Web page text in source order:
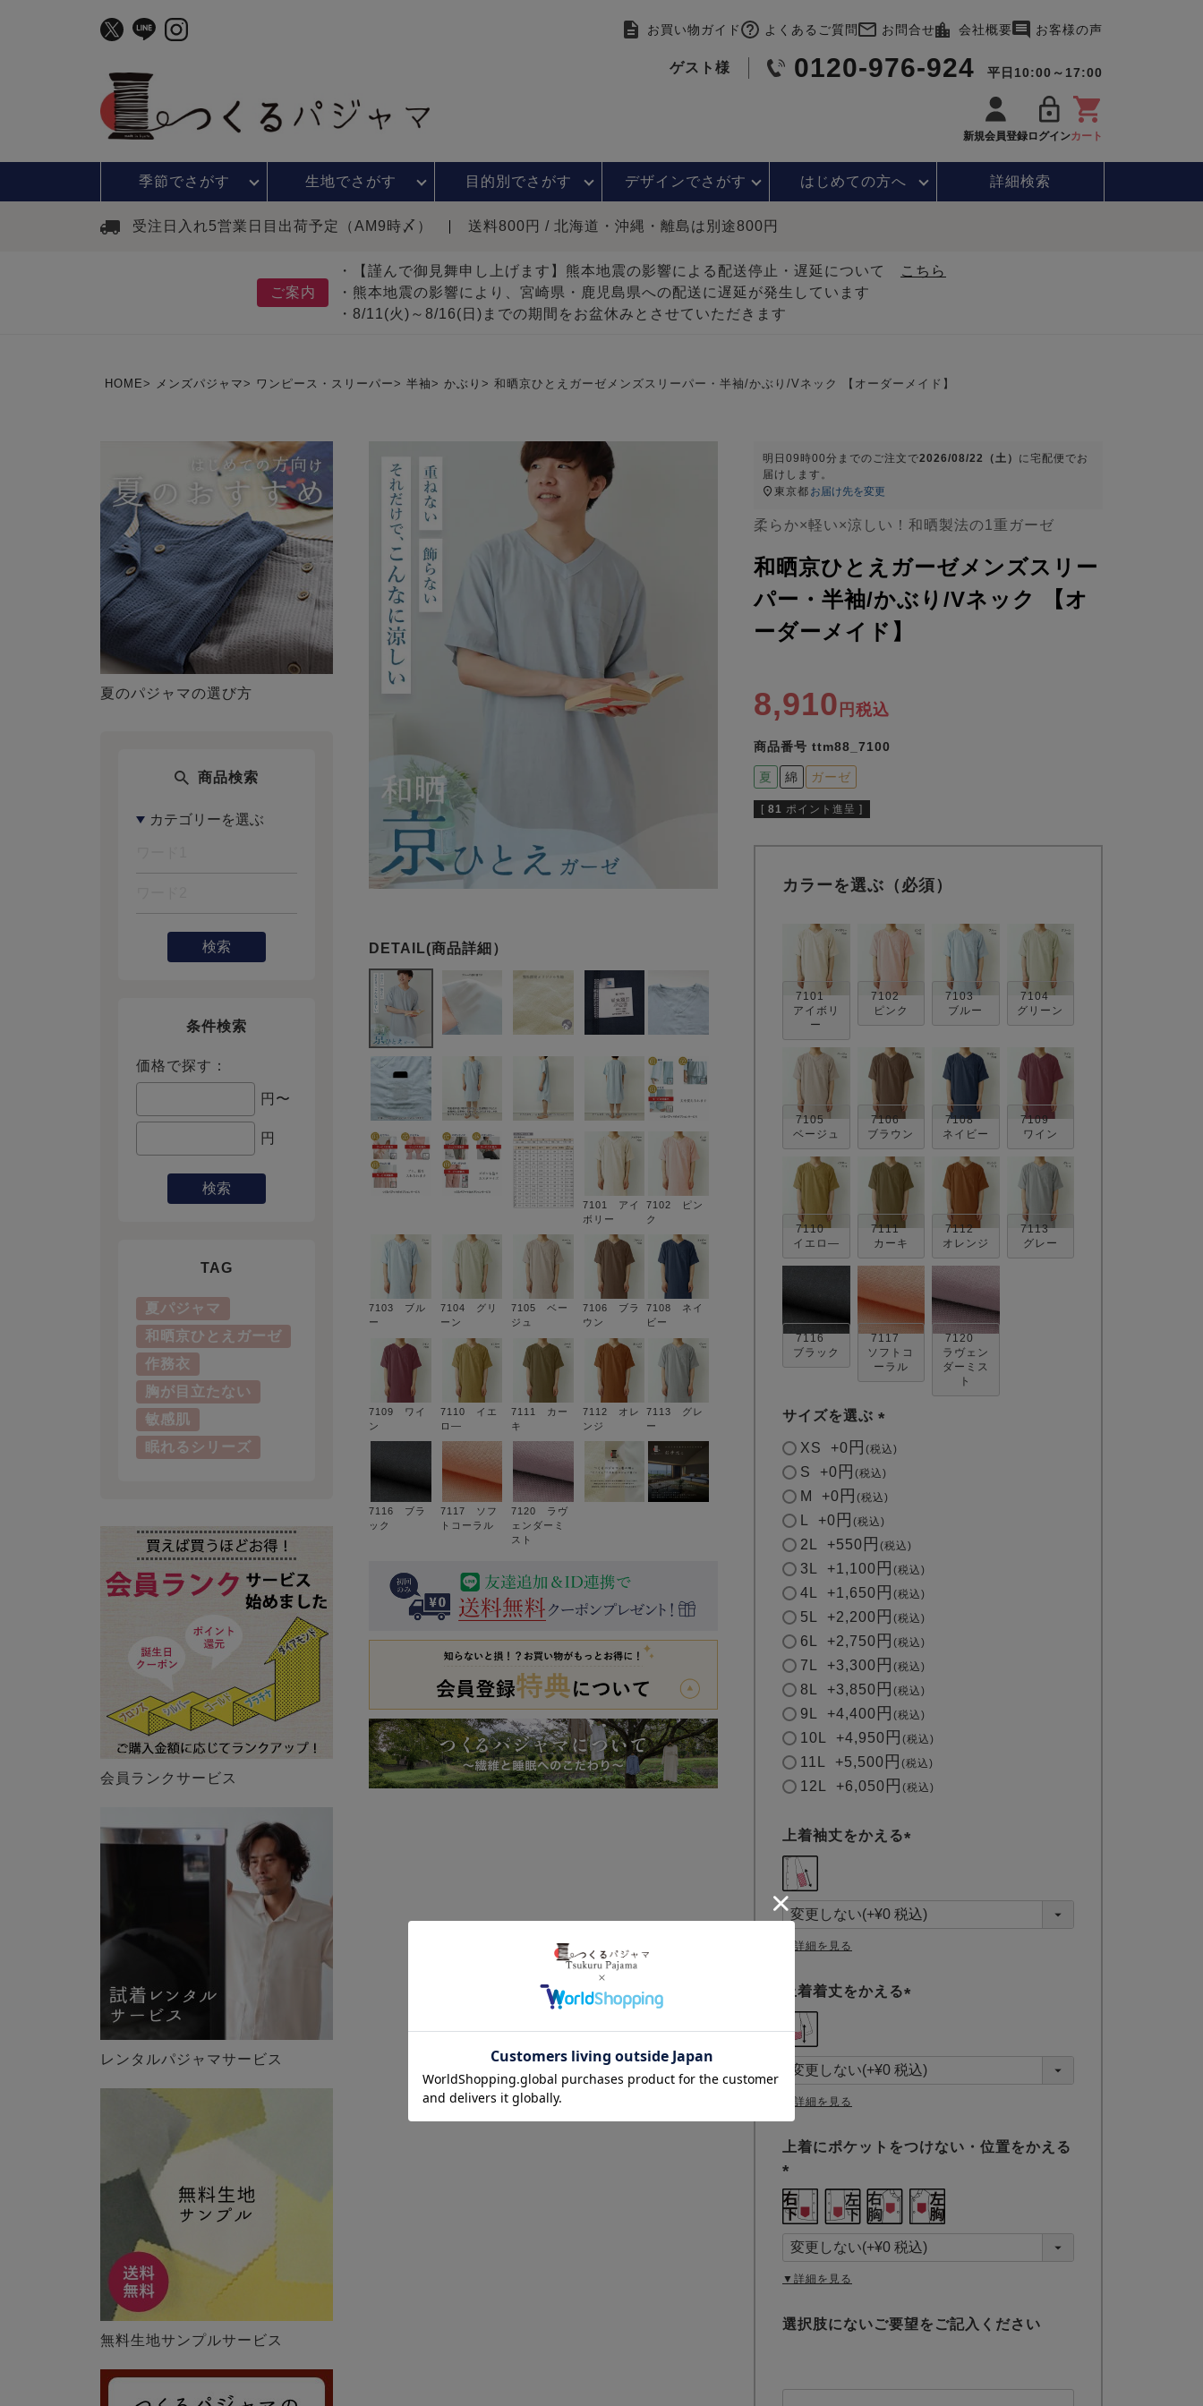
お買い物ガイド よくあるご質問 お問合せ 会社概要 お客様の声
ゲスト様 0120-976-924 平日10:00～17:00
新規会員登録ログインカート
季節でさがす 生地でさがす 目的別でさがす デザインでさがす はじめての方へ 詳細検索
受注日入れ5営業日目出荷予定（AM9時〆） 送料800円 / 北海道・沖縄・離島は別途800円
ご案内
・【謹んで御見舞申し上げます】熊本地震の影響による配送停止・遅延について
こちら
・熊本地震の影響により、宮崎県・鹿児島県への配送に遅延が発生しています
・8/11(火)～8/16(日)までの期間をお盆休みとさせていただきます
HOME メンズパジャマ ワンピース・スリーパー 半袖 かぶり 和晒京ひとえガーゼメンズスリーパー・半袖/かぶり/Vネック 【オーダーメイド】
夏のパジャマの選び方
商品検索
検索
条件検索
価格で探す：
円〜
円
検索
TAG
夏パジャマ
和晒京ひとえガーゼ
作務衣
胸が目立たない
敏感肌
眠れるシリーズ
会員ランクサービス
レンタルパジャマサービス
無料生地サンプルサービス
7101 アイ
ボリー
7102 ピン
ク
7103 ブル
ー
7104 グリ
ーン
7105 ベー
ジュ
7106 ブラ
ウン
7108 ネイ
ビー
7109 ワイ
ン
7110 イエ
ロ―
7111 カー
キ
7112 オレ
ンジ
7113 グレ
ー
7116 ブラ
ック
7117 ソフ
トコーラル
7120 ラヴ
ェンダーミ
スト
明日 09時00分 までのご注文で2026/08/22（土） に宅配便 でお
届けします。
東京都 お届け先を変更
柔らか×軽い×涼しい！和晒製法の1重ガーゼ
和晒京ひとえガーゼメンズスリー
パー・半袖/かぶり/Vネック 【オ
ーダーメイド】
8,910 税込
商品番号 ttm88_7100
夏 綿 ガーゼ
[ 81 ポイント進呈 ]
カラーを選ぶ（必須）
7101
アイボリ
ー
7102
ピンク
7103
ブルー
7104
グリーン
7105
ベージュ
7106
ブラウン
7108
ネイビー
7109
ワイン
7110
イエロ―
7111
カーキ
7112
オレンジ
7113
グレー
7116
ブラック
7117
ソフトコ
ーラル
7120
ラヴェン
ダーミス
ト
サイズを選ぶ
(
)
XS +0 税込
S +0 税込
M +0 税込
+0 税込
2L +550 税込
3L +1,100 税込
4L +1,650 税込
5L +2,200 税込
6L +2,750 税込
7L +3,300 税込
8L +3,850 税込
9L +4,400 税込
10L +4,950 税込
11L +5,500 税込
12L +6,050 税込
上着袖丈をかえる
須
)
▼詳細を見る
上着着丈をかえる
須
)
▼詳細を見る
上着にポケットをつけない・位置をかえる
(
必
須
)
▼詳細を見る
選択肢にないご要望をご記入ください